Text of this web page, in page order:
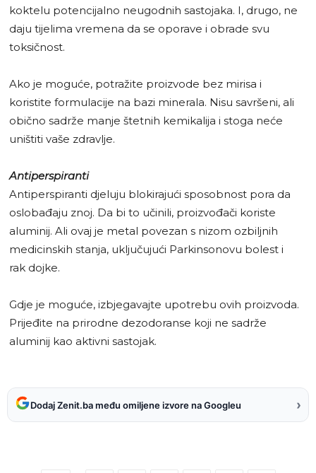
koktelu potencijalno neugodnih sastojaka. I, drugo, ne
daju tijelima vremena da se oporave i obrade svu
toksičnost.
Ako je moguće, potražite proizvode bez mirisa i
koristite formulacije na bazi minerala. Nisu savršeni, ali
obično sadrže manje štetnih kemikalija i stoga neće
uništiti vaše zdravlje.
Antiperspiranti
Antiperspiranti djeluju blokirajući sposobnost pora da
oslobađaju znoj. Da bi to učinili, proizvođači koriste
aluminij. Ali ovaj je metal povezan s nizom ozbiljnih
medicinskih stanja, uključujući Parkinsonovu bolest i
rak dojke.
Gdje je moguće, izbjegavajte upotrebu ovih proizvoda.
Prijeđite na prirodne dezodoranse koji ne sadrže
aluminij kao aktivni sastojak.
Dodaj Zenit.ba među omiljene izvore na Googleu ›